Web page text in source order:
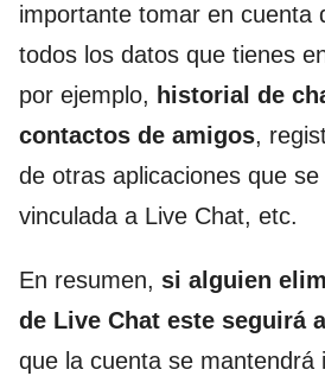
importante tomar en cuenta
todos los datos que tienes
por ejemplo, historial de
contactos de amigos,
de otras aplicaciones que
vinculada a Live Chat, etc.
En resumen, si alguien
de Live Chat este seguirá
que la cuenta se mantendrá